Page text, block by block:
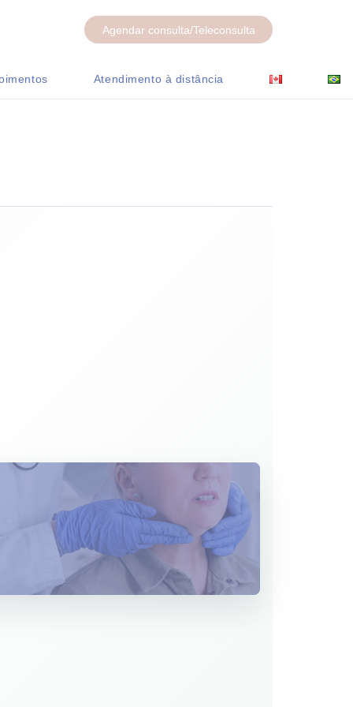
Agendar consulta/Teleconsulta
Atendimento à distância